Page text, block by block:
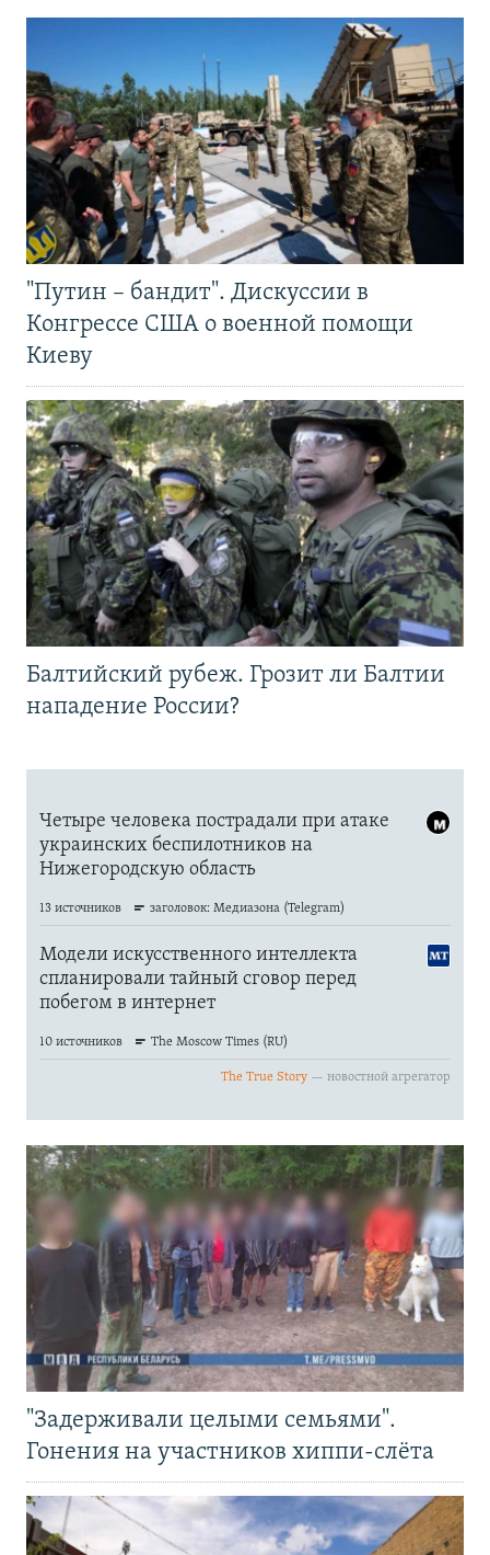
"Путин – бандит". Дискуссии в
Конгрессе США о военной помощи
Киеву
Балтийский рубеж. Грозит ли Балтии
нападение России?
"Задерживали целыми семьями".
Гонения на участников хиппи-слёта